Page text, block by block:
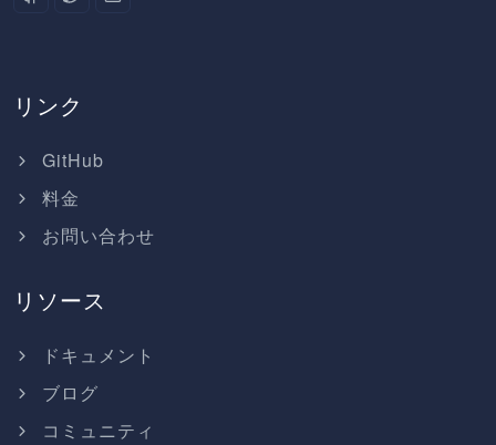
リンク
GitHub
料金
お問い合わせ
リソース
ドキュメント
ブログ
コミュニティ